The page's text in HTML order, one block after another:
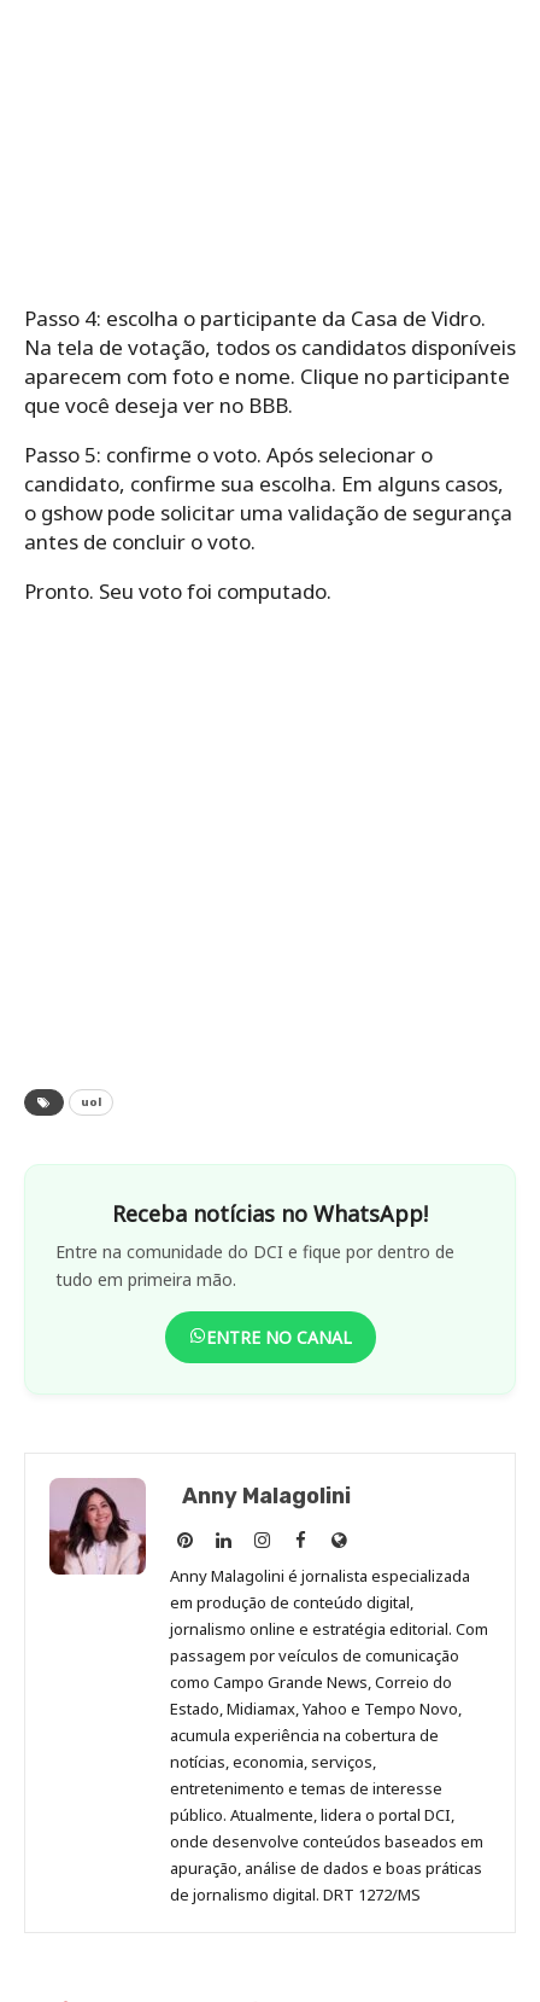
Passo 4: escolha o participante da Casa de Vidro.
Na tela de votação, todos os candidatos disponíveis
aparecem com foto e nome. Clique no participante
que você deseja ver no BBB.
Passo 5: confirme o voto. Após selecionar o
candidato, confirme sua escolha. Em alguns casos,
o gshow pode solicitar uma validação de segurança
antes de concluir o voto.
Pronto. Seu voto foi computado.
uol
Receba notícias no WhatsApp!
Entre na comunidade do DCI e fique por dentro de
tudo em primeira mão.
ENTRE NO CANAL
Anny Malagolini
Anny
Malagolini
no
Pinterest
Anny
Malagolini
no
LinkedIn
Anny
Malagolini
no
Instagram
Anny
Malagolini
no
Facebook
Site
de
Anny
Malagolini
Anny Malagolini é jornalista especializada
em produção de conteúdo digital,
jornalismo online e estratégia editorial. Com
passagem por veículos de comunicação
como Campo Grande News, Correio do
Estado, Midiamax, Yahoo e Tempo Novo,
acumula experiência na cobertura de
notícias, economia, serviços,
entretenimento e temas de interesse
público. Atualmente, lidera o portal DCI,
onde desenvolve conteúdos baseados em
apuração, análise de dados e boas práticas
de jornalismo digital. DRT 1272/MS